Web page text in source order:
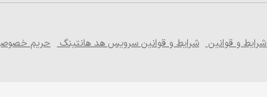
شرایط و قوانین شرایط و قوانین سرویس هد هانتینگ حریم